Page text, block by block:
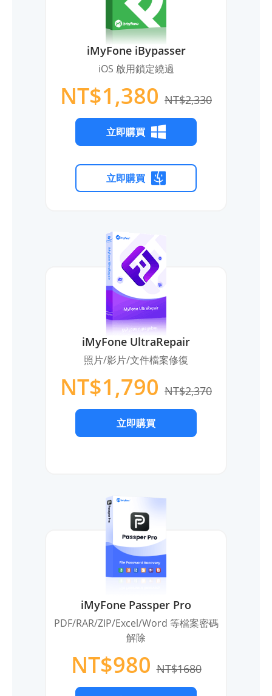
iMyFone iBypasser
iOS 啟用鎖定繞過
NT$1,380 NT$2,330
立即購買
立即購買
iMyFone UltraRepair
照片/影片/文件檔案修復
NT$1,790 NT$2,370
立即購買
iMyFone Passper Pro
PDF/RAR/ZIP/Excel/Word 等檔案密碼
解除
NT$980 NT$1680